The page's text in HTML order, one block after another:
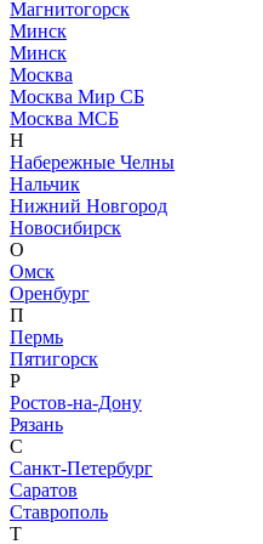
Магнитогорск
Минск
Минск
Москва
Москва Мир СБ
Москва МСБ
Н
Набережные Челны
Нальчик
Нижний Новгород
Новосибирск
О
Омск
Оренбург
П
Пермь
Пятигорск
Р
Ростов-на-Дону
Рязань
С
Санкт-Петербург
Саратов
Ставрополь
Т